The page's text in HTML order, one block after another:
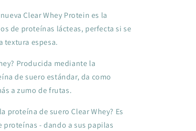
Clear Whey Protein es la
de proteínas lácteas, perfecta si se
textura espesa.
Producida mediante la
de suero estándar, da como
a zumo de frutas.
proteína de suero Clear Whey? Es
- dando a sus papilas